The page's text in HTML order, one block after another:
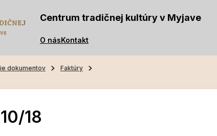
Centrum tradičnej kultúry v Myjave
O násKontakt
dokumentov Faktúry
18